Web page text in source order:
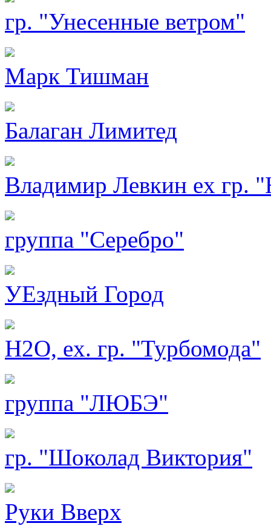
гр. "Унесенные ветром"
Марк Тишман
Балаган Лимитед
Владимир Левкин ex гр.
группа "Серебро"
УЕздный Город
H2O, ex. гр. "Турбомода"
группа "ЛЮБЭ"
гр. "Шоколад Виктория"
Руки Вверх